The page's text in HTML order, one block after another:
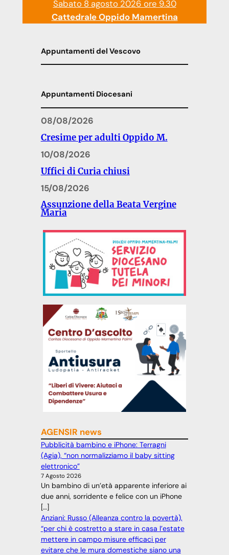
Sabato 8 agosto 2026 ore 9.30
Cattedrale Oppido Mamertina
Appuntamenti del Vescovo
Appuntamenti Diocesani
08/08/2026
Cresime per adulti Oppido M.
10/08/2026
Uffici di Curia chiusi
15/08/2026
Assunzione della Beata Vergine
Maria
AGENSIR news
Pubblicità bambino e iPhone: Terragni
(Agia), “non normalizziamo il baby sitting
elettronico”
7 Agosto 2026
Un bambino di un’età apparente inferiore ai
due anni, sorridente e felice con un iPhone
[…]
Anziani: Russo (Alleanza contro la povertà),
“per chi è costretto a stare in casa l’estate
mettere in campo misure efficaci per
evitare che le mura domestiche siano una